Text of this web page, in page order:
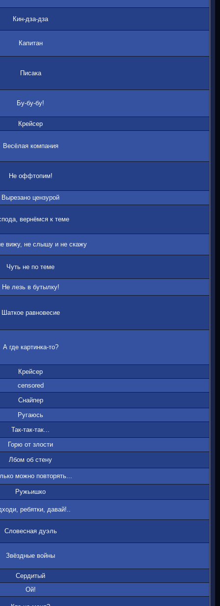
Кин-дза-дза
Капитан
Писака
Бу-бу-бу!
Крейсер
Весёлая компания
Не оффтопим!
Вырезано цензурой
вернёмся к теме
вижу, не слышу и не скажу
Чуть не по теме
Не лезь в бутылку!
Шаткое равновесие
А где картинка-то?
Крейсер
censored
Снайпер
Ругаюсь
Так-так-так...
Горю от злости
Лбом об стену
можно повторять...
Ружьишко
ребятки, давай!..
Словесная дуэль
Звёздные войны
Сердитый
Ой!